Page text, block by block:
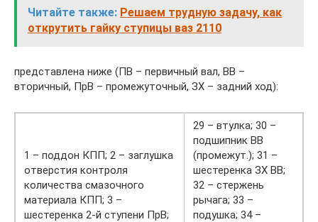
Читайте также: Решаем трудную задачу, как
открутить гайку ступицы ваз 2110
представлена ниже (ПВ – первичный вал, ВВ –
вторичный, ПрВ – промежуточный, ЗХ – задний ход):
1 – поддон КПП; 2 – заглушка
отверстия контроля
количества смазочного
материала КПП; 3 –
шестеренка 2-й ступени ПрВ;
29 – втулка; 30 –
подшипник ВВ
(промежут.); 31 –
шестеренка ЗХ ВВ;
32 – стержень
рычага; 33 –
подушка; 34 –